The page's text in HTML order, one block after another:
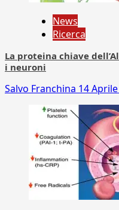
News
Ricerca
La proteina chiave
i neuroni
Salvo Franchina 14